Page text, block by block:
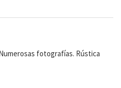
fotografías. Rústica